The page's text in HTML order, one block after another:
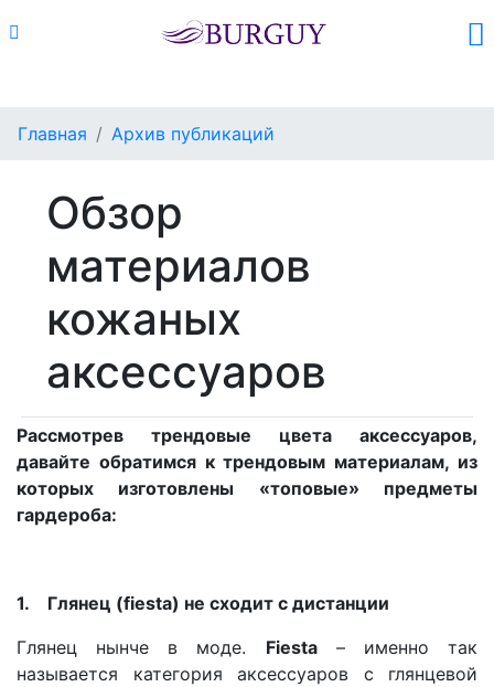
Главная Архив публикаций
Обзор
материалов
кожаных
аксессуаров
Рассмотрев трендовые цвета аксессуаров,
давайте обратимся к трендовым материалам, из
которых изготовлены «топовые» предметы
гардероба:
1. Глянец (fiesta) не сходит с дистанции
Глянец нынче в моде. Fiesta– именно так
называется категория аксессуаров с глянцевой